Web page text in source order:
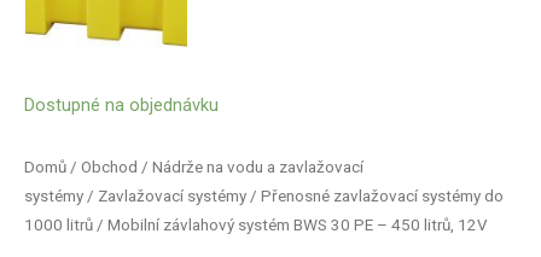
Domů / Obchod / Nádrže na vodu a zavlažovací
systémy / Zavlažovací systémy / Přenosné zavlažovací systémy do
1000 litrů / Mobilní závlahový systém BWS 30 PE – 450 litrů, 12V
Dostupné na objednávku